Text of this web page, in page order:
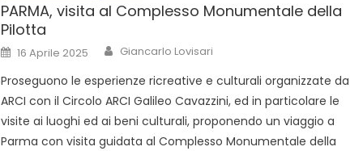
PARMA, visita al Complesso Monumentale della
Pilotta
16 Aprile 2025 Giancarlo Lovisari
Proseguono le esperienze ricreative e culturali organizzate da
ARCI con il Circolo ARCI Galileo Cavazzini, ed in particolare le
visite ai luoghi ed ai beni culturali, proponendo un viaggio a
Parma con visita guidata al Complesso Monumentale della